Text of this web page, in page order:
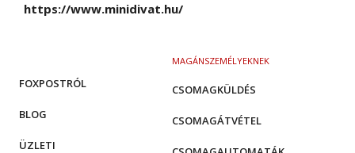
https://www.minidivat.hu/
MAGÁNSZEMÉLYEKNEK
CSOMAGKÜLDÉS
CSOMAGÁTVÉTEL
FOXPOSTRÓL
BLOG
ÜZLETI